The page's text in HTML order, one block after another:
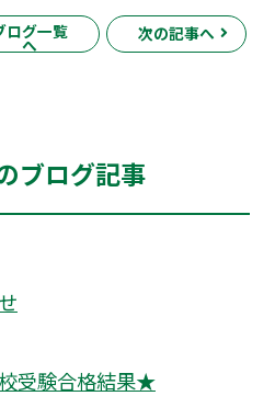
ログ一覧
へ
次の記事へ
ブログ記事
受験合格結果★